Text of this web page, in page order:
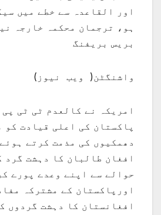
اور القاعدہ سے خطے میں
ہو، ترجمان محکمہ خارجہ
بریس بریفنگ
واشنگٹن( ویب نیوز)
امریکہ نے کالعدم ٹی ٹی
پاکستان کی اعلی قیادت کو
دھمکیوں کی مذمت کرتے
افغان طالبان کا دہشت گرد
حوالے سے اپنے وعدے پورے
اورپاکستان کے مشترکہ
افغانستان کا دہشت گردوں